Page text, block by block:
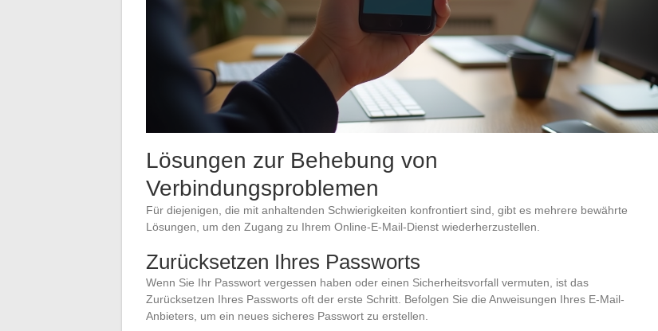
Lösungen zur Behebung von
Verbindungsproblemen
Für diejenigen, die mit anhaltenden Schwierigkeiten konfrontiert sind, gibt es mehrere bewährte
Lösungen, um den Zugang zu Ihrem Online-E-Mail-Dienst wiederherzustellen.
Zurücksetzen Ihres Passworts
Wenn Sie Ihr Passwort vergessen haben oder einen Sicherheitsvorfall vermuten, ist das
Zurücksetzen Ihres Passworts oft der erste Schritt. Befolgen Sie die Anweisungen Ihres E-Mail-
Anbieters, um ein neues sicheres Passwort zu erstellen.